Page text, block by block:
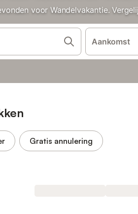
voor Wandelvakantie.
Aankomst
Gratis annulering